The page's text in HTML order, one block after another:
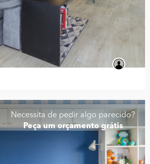
Necessita de pedir algo parecido?
Peça um orçamento grátis